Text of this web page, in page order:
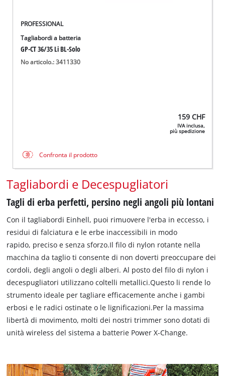
PROFESSIONAL
Tagliabordi a batteria
GP-CT 36/35 Li BL-Solo
No articolo.: 3411330
159 CHF
IVA inclusa,
più spedizione
Confronta il prodotto
Tagliabordi e Decespugliatori
Tagli di erba perfetti, persino negli angoli più lontani
Con il tagliabordi Einhell, puoi rimuovere l'erba in eccesso, i
residui di falciatura e le erbe inaccessibili in modo
rapido, preciso e senza sforzo.Il filo di nylon rotante nella
macchina da taglio ti consente di non doverti preoccupare dei
cordoli, degli angoli o degli alberi. Al posto del filo di nylon i
decespugliatori utilizzano coltelli metallici.Questo li rende lo
strumento ideale per tagliare efficacemente anche i gambi
erbosi e le radici ostinate o le lignificazioni.Per la massima
libertà di movimento, molti dei nostri trimmer sono dotati di
unità wireless del sistema a batterie Power X-Change.